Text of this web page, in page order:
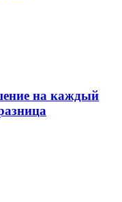
на каждый